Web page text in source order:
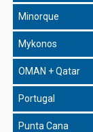
Minorque
Mykonos
OMAN + Qatar
Portugal
Punta Cana